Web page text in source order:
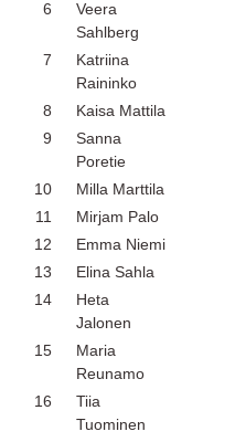
6
Veera
Sahlberg
7
Katriina
Raininko
8 Kaisa Mattila
9
Sanna
Poretie
10 Milla Marttila
11
Mirjam Palo
12
Emma Niemi
13
Elina Sahla
14
Heta
Jalonen
15
Maria
Reunamo
16
Tiia
Tuominen